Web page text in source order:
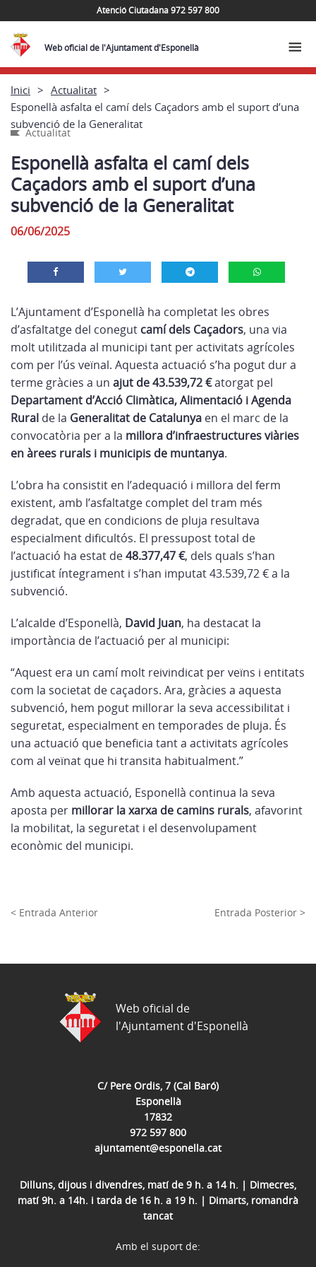
Atenció Ciutadana 972 597 800
Web oficial de l'Ajuntament d'Esponellà
Inici
Actualitat
Esponellà asfalta el camí dels Caçadors amb el suport d’una
subvenció de la Generalitat
Actualitat
Esponellà asfalta el camí dels
Caçadors amb el suport d’una
subvenció de la Generalitat
06/06/2025
L’Ajuntament d’Esponellà ha completat les obres
d’asfaltatge del conegut camí dels Caçadors, una via
molt utilitzada al municipi tant per activitats agrícoles
com per l’ús veïnal. Aquesta actuació s’ha pogut dur a
terme gràcies a un ajut de 43.539,72 €atorgat pel
Departament d’Acció Climàtica, Alimentació i Agenda
Rural de la Generalitat de Catalunya en el marc de la
convocatòria per a la millora d’infraestructures viàries
en àrees rurals i municipis de muntanya.
L’obra ha consistit en l’adequació i millora del ferm
existent, amb l’asfaltatge complet del tram més
degradat, que en condicions de pluja resultava
especialment dificultós. El pressupost total de
l’actuació ha estat de48.377,47 €, dels quals s’han
justificat íntegrament i s’han imputat 43.539,72 € a la
subvenció.
L’alcalde d’Esponellà, David Juan, ha destacat la
importància de l’actuació per al municipi:
“Aquest era un camí molt reivindicat per veïns i entitats
com la societat de caçadors. Ara, gràcies a aquesta
subvenció, hem pogut millorar la seva accessibilitat i
seguretat, especialment en temporades de pluja. És
una actuació que beneficia tant a activitats agrícoles
com al veïnat que hi transita habitualment.”
Amb aquesta actuació, Esponellà continua la seva
aposta per millorar la xarxa de camins rurals, afavorint
la mobilitat, la seguretat i el desenvolupament
econòmic del municipi.
< Entrada Anterior Entrada Posterior >
C/ Pere Ordis, 7 (Cal Baró)
Esponellà
17832
972 597 800
ajuntament@esponella.cat
Dilluns, dijous i divendres, matí de 9 h. a 14 h. | Dimecres,
matí 9h. a 14h. i tarda de 16 h. a 19 h. | Dimarts, romandrà
tancat
Web oficial de
l'Ajuntament d'Esponellà
Amb el suport de: